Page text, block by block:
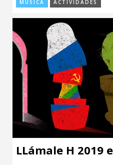
MÚSICA ACTIVIDADES
LLámale H 2019